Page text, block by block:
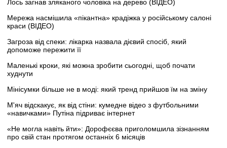
Лось загнав зляканого чоловіка на дерево (ВІДЕО)
Мережа насмішила «пікантна» крадіжка у російському салоні
краси (ВІДЕО)
Загроза від спеки: лікарка назвала дієвий спосіб, який
допоможе пережити її
Маленькі кроки, які можна зробити сьогодні, щоб почати
худнути
Мінісумки більше не в моді: який тренд прийшов їм на зміну
М'яч відскакує, як від стіни: кумедне відео з футбольними
«навичками» Путіна підриває інтернет
«Не могла навіть йти»: Дорофєєва приголомшила зізнанням
про свій стан протягом останніх 6 місяців